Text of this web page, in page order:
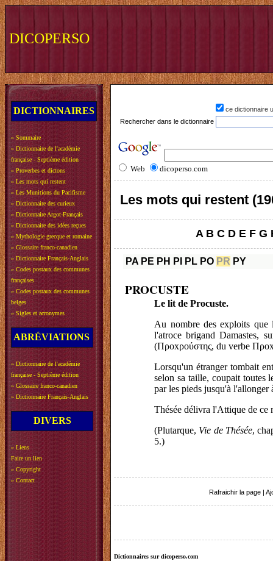
DICOPERSO
DICTIONNAIRES
» Sommaire
» Dictionnaire de l'académie
française - Septième édition
» Proverbes et dictons
» Les mots qui restent
» Les Munitions du Pacifisme
» Dictionnaire des curieux
» Dictionnaire Argot-Français
» Dictionnaire des idées reçues
» Mythologie grecque et romaine
» Glossaire franco-canadien
» Dictionnaire Français-Anglais
» Codes postaux des communes
françaises
» Codes postaux des communes
belges
» Sigles et acronymes
ABRÉVIATIONS
» Dictionnaire de l'académie
française - Septième édition
» Glossaire franco-canadien
» Dictionnaire Français-Anglais
DIVERS
» Liens
Faire un lien
» Copyright
» Contact
ce dictionnaire
Rechercher dans le dictionnaire
Web dicoperso.com
Les mots qui restent
A B C D E F G
PA PE PH PI PL PO PR PY
PROCUSTE
Le lit de Procuste.
Au nombre des exploits que
l'atroce brigand Damastes,
(Προxρούστης, du verbe
Lorsqu'un étranger tombait
selon sa taille, coupait toutes
par les pieds jusqu'à l'allonger
Thésée délivra l'Attique de ce
(Plutarque, Vie de Thésée,
5.)
Rafraichir la page
Dictionnaires sur dicoperso.com